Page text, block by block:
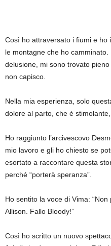
Così ho attraversato i fiumi e
le montagne che ho
delusione, mi sono trovato
non capisco.
Nella mia esperienza, solo
dolore al parto, che è
Ho raggiunto l’arcivescovo
mio lavoro e gli ho chiesto se
esortato a raccontare questa
perché “porterà speranza”.
Ho sentito la voce di Vima:
Allison. Fallo Bloody!”
Così ho scritto un nuovo